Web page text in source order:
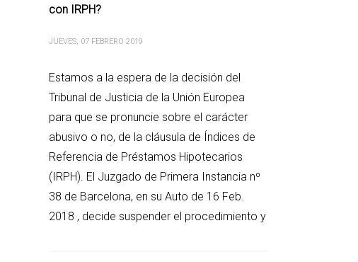
con IRPH?
JUEVES, 07 FEBRERO 2019
Estamos a la espera de la decisión del
Tribunal de Justicia de la Unión Europea
para que se pronuncie sobre el carácter
abusivo o no, de la cláusula de Índices de
Referencia de Préstamos Hipotecarios
(IRPH). El Juzgado de Primera Instancia nº
38 de Barcelona, en su Auto de 16 Feb.
2018 , decide suspender el procedimiento y